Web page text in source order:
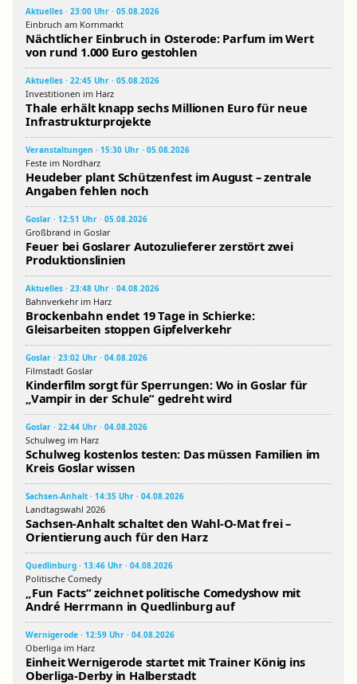
Aktuelles · 23:00 Uhr · 05.08.2026
Einbruch am Kornmarkt
Nächtlicher Einbruch in Osterode: Parfum im Wert
von rund 1.000 Euro gestohlen
Aktuelles · 22:45 Uhr · 05.08.2026
Investitionen im Harz
Thale erhält knapp sechs Millionen Euro für neue
Infrastrukturprojekte
Veranstaltungen · 15:30 Uhr · 05.08.2026
Feste im Nordharz
Heudeber plant Schützenfest im August – zentrale
Angaben fehlen noch
Goslar · 12:51 Uhr · 05.08.2026
Großbrand in Goslar
Feuer bei Goslarer Autozulieferer zerstört zwei
Produktionslinien
Aktuelles · 23:48 Uhr · 04.08.2026
Bahnverkehr im Harz
Brockenbahn endet 19 Tage in Schierke:
Gleisarbeiten stoppen Gipfelverkehr
Goslar · 23:02 Uhr · 04.08.2026
Filmstadt Goslar
Kinderfilm sorgt für Sperrungen: Wo in Goslar für
„Vampir in der Schule“ gedreht wird
Goslar · 22:44 Uhr · 04.08.2026
Schulweg im Harz
Schulweg kostenlos testen: Das müssen Familien im
Kreis Goslar wissen
Sachsen-Anhalt · 14:35 Uhr · 04.08.2026
Landtagswahl 2026
Sachsen-Anhalt schaltet den Wahl-O-Mat frei –
Orientierung auch für den Harz
Quedlinburg · 13:46 Uhr · 04.08.2026
Politische Comedy
„Fun Facts“ zeichnet politische Comedyshow mit
André Herrmann in Quedlinburg auf
Wernigerode · 12:59 Uhr · 04.08.2026
Oberliga im Harz
Einheit Wernigerode startet mit Trainer König ins
Oberliga-Derby in Halberstadt